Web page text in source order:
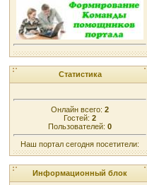
Статистика
Онлайн всего: 2
Гостей: 2
Пользователей: 0
Наш портал сегодня посетители:
Информационный блок